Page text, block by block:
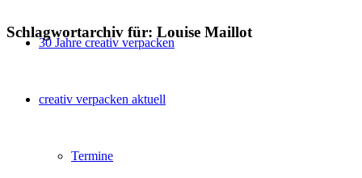
30 Jahre creativ verpacken
creativ verpacken aktuell
Termine
Schlagwortarchiv für: Louise Maillot